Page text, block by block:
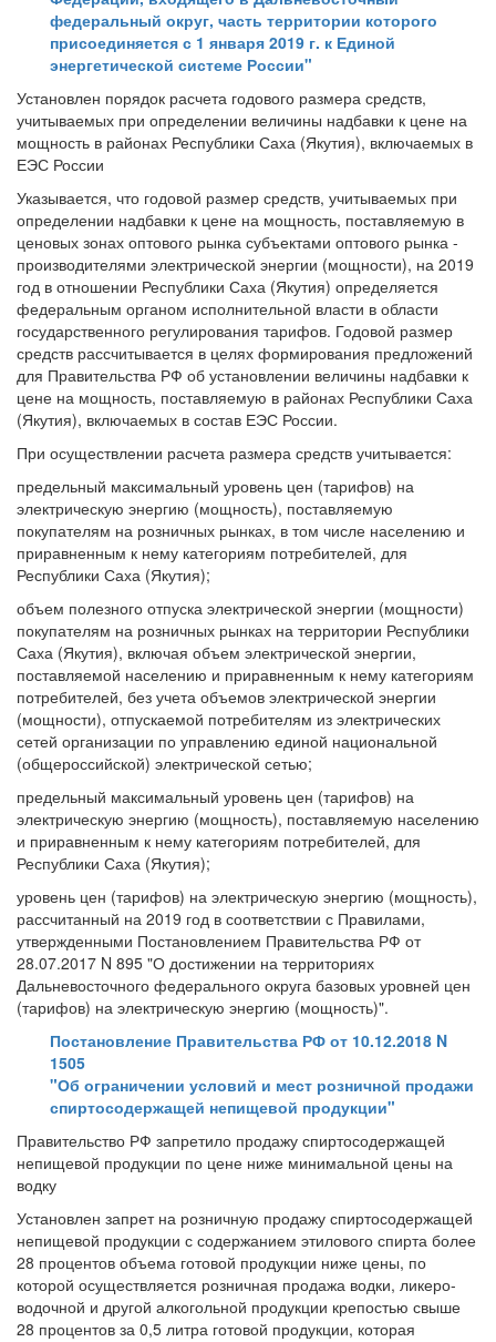
федеральный округ, часть территории которого
присоединяется с 1 января 2019 г. к Единой
энергетической системе России"
Установлен порядок расчета годового размера средств,
учитываемых при определении величины надбавки к цене на
мощность в районах Республики Саха (Якутия), включаемых в
ЕЭС России
Указывается, что годовой размер средств, учитываемых при
определении надбавки к цене на мощность, поставляемую в
ценовых зонах оптового рынка субъектами оптового рынка -
производителями электрической энергии (мощности), на 2019
год в отношении Республики Саха (Якутия) определяется
федеральным органом исполнительной власти в области
государственного регулирования тарифов. Годовой размер
средств рассчитывается в целях формирования предложений
для Правительства РФ об установлении величины надбавки к
цене на мощность, поставляемую в районах Республики Саха
(Якутия), включаемых в состав ЕЭС России.
При осуществлении расчета размера средств учитывается:
предельный максимальный уровень цен (тарифов) на
электрическую энергию (мощность), поставляемую
покупателям на розничных рынках, в том числе населению и
приравненным к нему категориям потребителей, для
Республики Саха (Якутия);
объем полезного отпуска электрической энергии (мощности)
покупателям на розничных рынках на территории Республики
Саха (Якутия), включая объем электрической энергии,
поставляемой населению и приравненным к нему категориям
потребителей, без учета объемов электрической энергии
(мощности), отпускаемой потребителям из электрических
сетей организации по управлению единой национальной
(общероссийской) электрической сетью;
предельный максимальный уровень цен (тарифов) на
электрическую энергию (мощность), поставляемую населению
и приравненным к нему категориям потребителей, для
Республики Саха (Якутия);
уровень цен (тарифов) на электрическую энергию (мощность),
рассчитанный на 2019 год в соответствии с Правилами,
утвержденными Постановлением Правительства РФ от
28.07.2017 N 895 "О достижении на территориях
Дальневосточного федерального округа базовых уровней цен
(тарифов) на электрическую энергию (мощность)".
Постановление Правительства РФ от 10.12.2018 N
1505
"Об ограничении условий и мест розничной продажи
спиртосодержащей непищевой продукции"
Правительство РФ запретило продажу спиртосодержащей
непищевой продукции по цене ниже минимальной цены на
водку
Установлен запрет на розничную продажу спиртосодержащей
непищевой продукции с содержанием этилового спирта более
28 процентов объема готовой продукции ниже цены, по
которой осуществляется розничная продажа водки, ликеро-
водочной и другой алкогольной продукции крепостью свыше
28 процентов за 0,5 литра готовой продукции, которая